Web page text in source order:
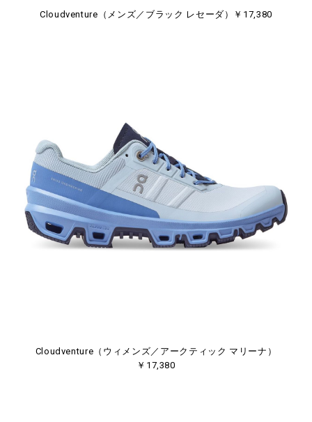
Cloudventure（メンズ／ブラック レセーダ）￥17,380
Cloudventure（ウィメンズ／アークティック マリーナ）
￥17,380